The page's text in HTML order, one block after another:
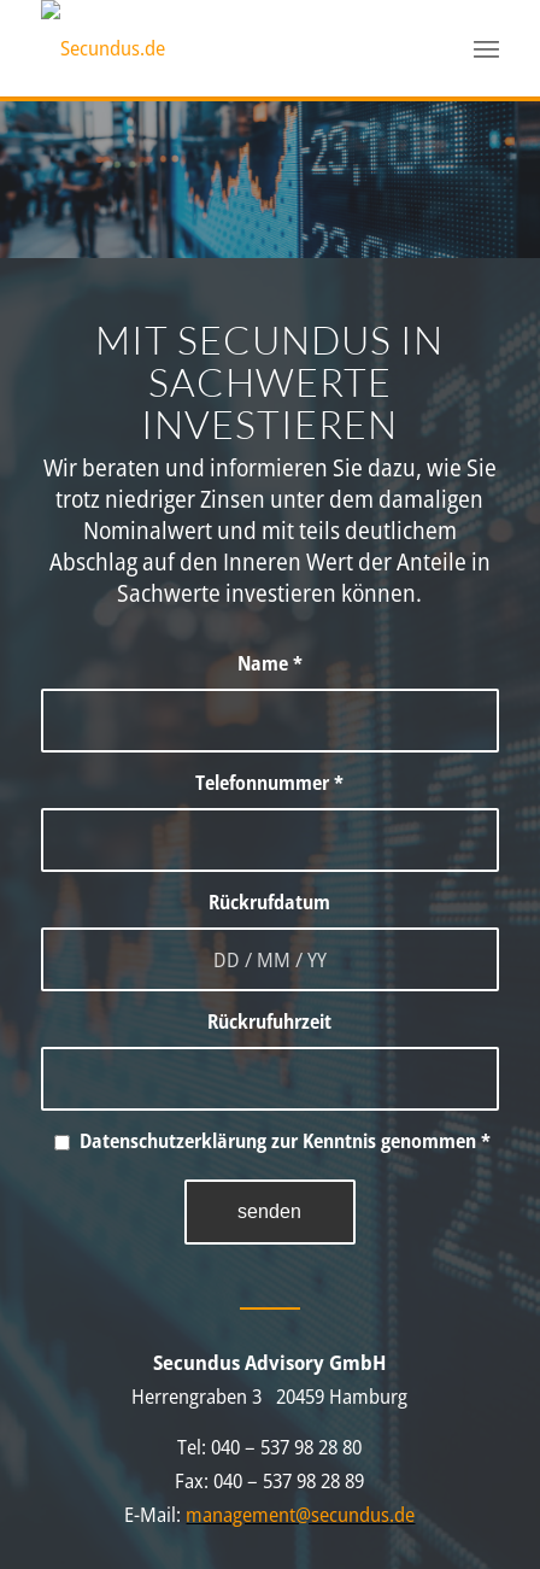
MIT SECUNDUS IN
SACHWERTE
INVESTIEREN
Wir beraten und informieren Sie dazu, wie Sie
trotz niedriger Zinsen unter dem damaligen
Nominalwert und mit teils deutlichem
Abschlag auf den Inneren Wert der Anteile in
Sachwerte investieren können.
Name*
Telefonnummer*
Rückrufdatum
Rückrufuhrzeit
Datenschutzerklärung zur Kenntnis genommen*
Secundus Advisory GmbH
Herrengraben 3 20459 Hamburg
Tel: 040 – 537 98 28 80
Fax: 040 – 537 98 28 89
E-Mail: management@secundus.de